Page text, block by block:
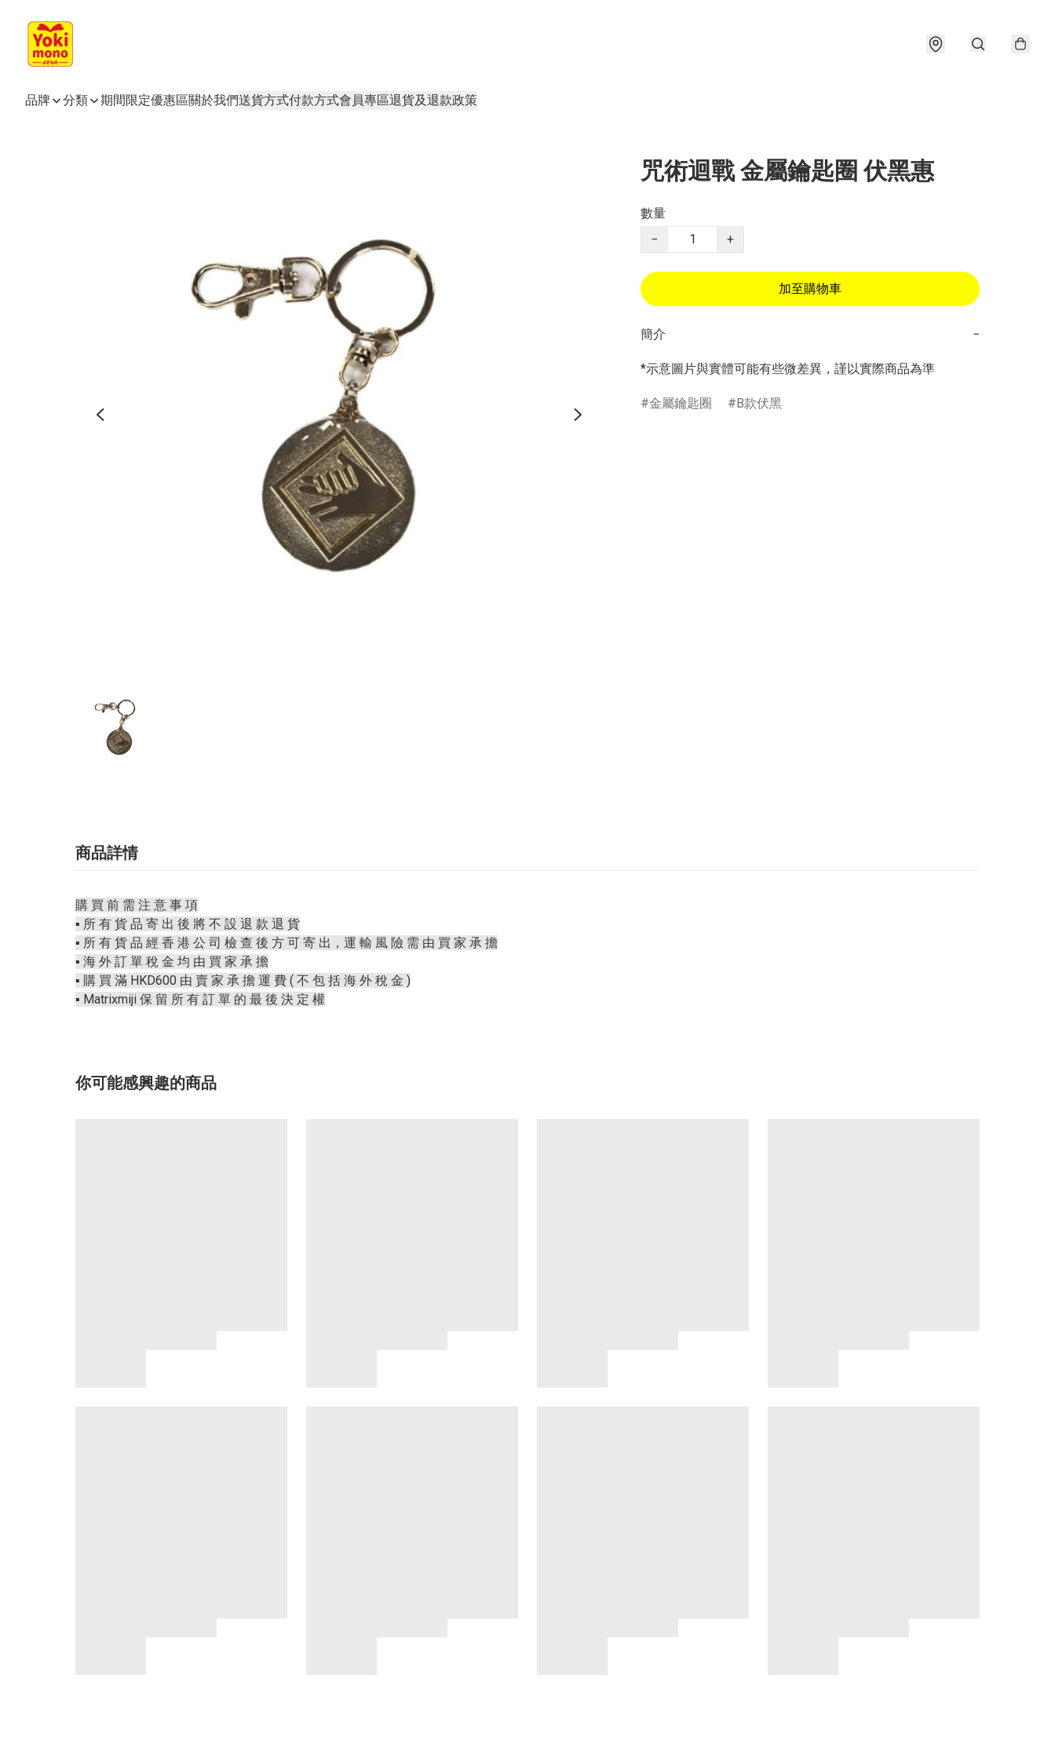
品牌 分類 期間限定優惠區關於我們送貨方式付款方式會員專區退貨及退款政策
咒術迴戰 金屬鑰匙圈 伏黑惠
數量
−
+
加至購物車
簡介 −
*示意圖片與實體可能有些微差異，謹以實際商品為準
金屬鑰匙圈 B款伏黑
商品詳情
購 買 前 需 注 意 事 項
▪️ 所 有 貨 品 寄 出 後 將 不 設 退 款 退 貨
▪️ 所 有 貨 品 經 香 港 公 司 檢 查 後 方 可 寄 出，運 輸 風 險 需 由 買 家 承 擔
▪️ 海 外 訂 單 稅 金 均 由 買 家 承 擔
▪️ 購 買 滿 HKD600 由 賣 家 承 擔 運 費 ( 不 包 括 海 外 稅 金 )
▪️ Matrixmiji 保 留 所 有 訂 單 的 最 後 決 定 權
你可能感興趣的商品